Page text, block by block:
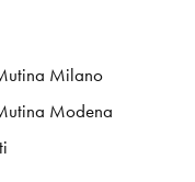
Milano
Modena